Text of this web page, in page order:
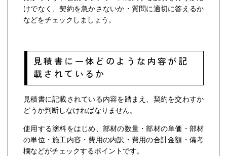
けでなく、契約を急かさないか・質問に適切に答えるか
などをチェックしましょう。
見積書に一体どのような内容が記
載されているか
見積書に記載されている内容を踏まえ、契約を交わすか
どうか判断しなければなりません。
使用する塗料をはじめ、部材の数量・部材の単価・部材
の単位・施工内容・費用の内訳・費用の合計金額・備考
欄などがチェックするポイントです。